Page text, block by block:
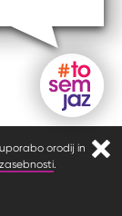
orodij in
.
Gumb